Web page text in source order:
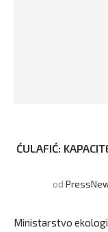
ĆULAFIĆ:
od
Ministarstvo